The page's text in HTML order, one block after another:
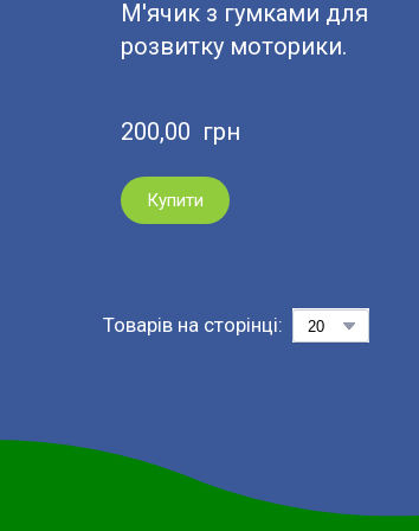
М'ячик з гумками для
розвитку моторики.
200,00  грн
Купити
Товарів на сторінці: